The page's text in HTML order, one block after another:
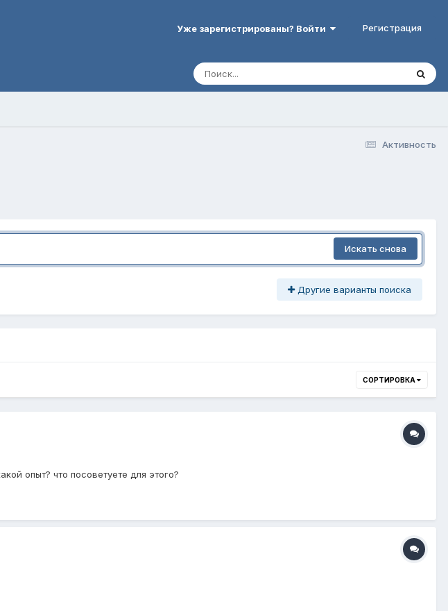
Уже зарегистрированы? Войти Регистрация
Активность
Искать снова
Другие варианты поиска
СОРТИРОВКА
опыт? что посоветуете для этого?